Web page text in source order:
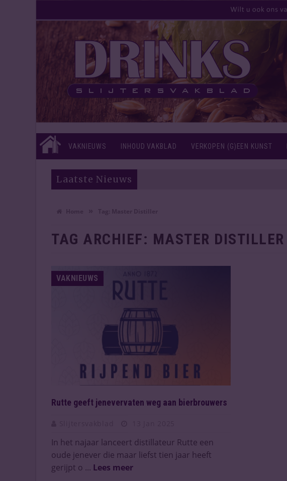
VAKNIEUWS INHOUD VAKBLAD VERKOPEN (G)EEN KUNST
Laatste Nieuws
TAG ARCHIEF: MASTER DISTILLER
VAKNIEUWS
Rutte geeft jenevervaten weg aan bierbrouwers
In het najaar lanceert distillateur Rutte een
oude jenever die maar liefst tien jaar heeft
gerijpt o ... Lees meer